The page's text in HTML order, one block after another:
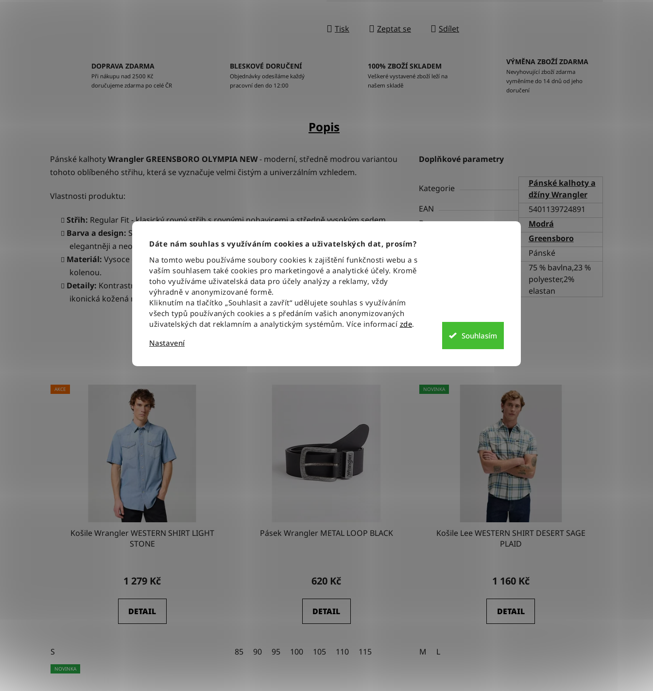
Dáte nám souhlas s využíváním cookies a uživatelských dat, prosím?
Na tomto webu používáme soubory cookies k zajištění funkčnosti webu a s
vaším souhlasem také cookies pro marketingové a analytické účely. Kromě
toho využíváme uživatelská data pro účely analýzy a reklamy, vždy
výhradně v anonymizované formě.
Kliknutím na tlačítko „Souhlasit a zavřít“ udělujete souhlas s využíváním
všech typů používaných cookies a s předáním vašich anonymizovaných
uživatelských dat reklamním a analytickým systémům. Více informací zde.
Nastavení
Souhlasím
Tisk Zeptat se Sdílet
DOPRAVA ZDARMA
Při nákupu nad 2500 Kč
doručujeme zdarma po celé ČR
BLESKOVÉ DORUČENÍ
Objednávky odesíláme každý
pracovní den do 12:00
100% ZBOŽÍ SKLADEM
Veškeré vystavené zboží leží na
našem skladě
VÝMĚNA ZBOŽÍ ZDARMA
Nevyhovující zboží zdarma
vyměníme do 14 dnů od jeho
doručení
Popis
Pánské kalhotyWrangler GREENSBORO OLYMPIA NEW- moderní, středně modrou variantou
tohoto oblíbeného střihu, která se vyznačuje velmi čistým a univerzálním vzhledem.
Vlastnosti produktu:
Střih: Regular Fit - klasický rovný střih s rovnými nohavicemi a středně vysokým sedem.
Barva a design: S
elegantněji a neonošeně.
Materiál: Vysoce elastický a pohodlný denim.velmi poddajný, drží tvar a nevytahují se v
kolenou.
Detaily: Kontrastní oranžovo-hnědé prošívání, pětikapsové provedení, zapínání na zip a
ikonická kožená nášivka Wrangler na pravé zadní kapse.
Doplňkové parametry
Kategorie
Pánské kalhoty a
džíny Wrangler
EAN
5401139724891
Barva
Modrá
Greensboro
Pánské
75 % bavlna,23 %
polyester,2%
elastan
AKCE
Košile Wrangler WESTERN SHIRT LIGHT
STONE
1 279 Kč
DETAIL
S
Pásek Wrangler METAL LOOP BLACK
hodnocení
je
4,5
hvězdiček.
620 Kč
DETAIL
85 90 95 100 105 110 115
NOVINKA
Košile Lee WESTERN SHIRT DESERT SAGE
PLAID
1 160 Kč
DETAIL
M L
NOVINKA